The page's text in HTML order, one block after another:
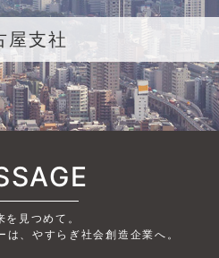
屋支社
を見つめて。
、やすらぎ社会創造企業へ。